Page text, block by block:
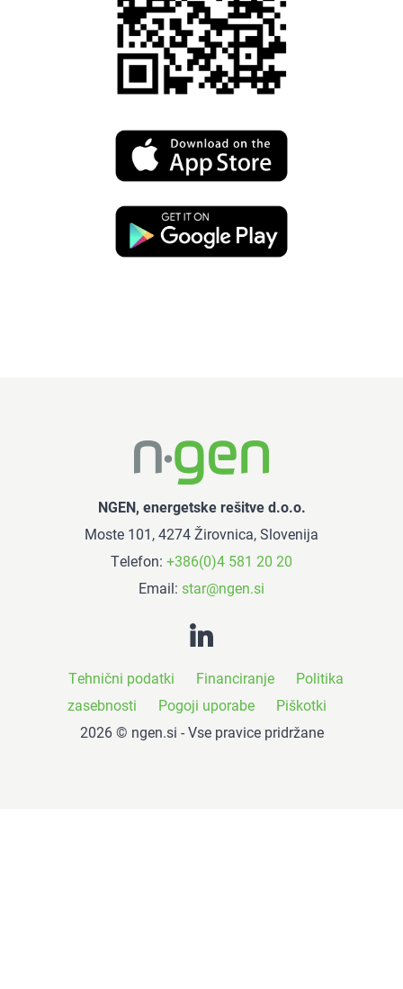
NGEN, energetske rešitve d.o.o.
Moste 101, 4274 Žirovnica, Slovenija
Telefon: +386(0)4 581 20 20
Email: star@ngen.si
Tehnični podatki Financiranje
Politika
zasebnosti
Pogoji uporabe
Piškotki
2026 © ngen.si - Vse pravice pridržane